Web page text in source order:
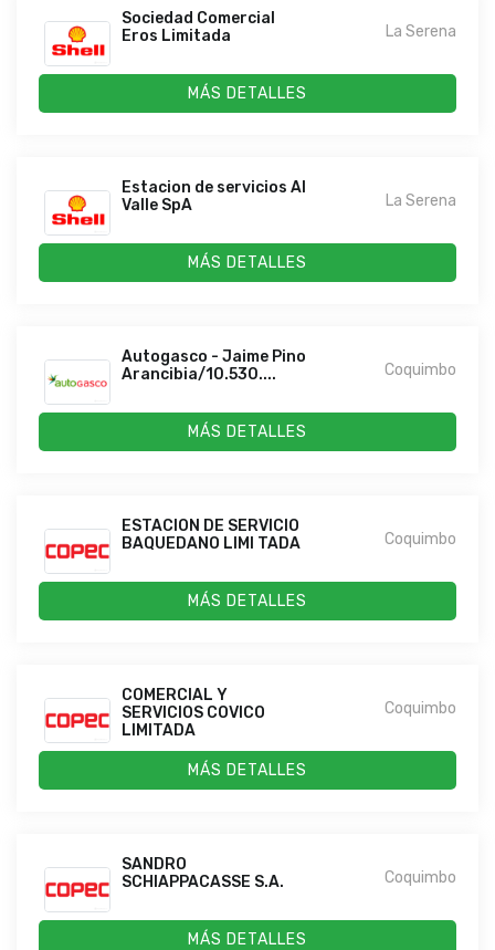
Sociedad Comercial
Eros Limitada
La Serena
MÁS DETALLES
Estacion de servicios Al
Valle SpA
La Serena
MÁS DETALLES
Autogasco - Jaime Pino
Arancibia/10.530....
Coquimbo
MÁS DETALLES
ESTACION DE SERVICIO
BAQUEDANO LIMI TADA
Coquimbo
MÁS DETALLES
COMERCIAL Y
SERVICIOS COVICO
LIMITADA
Coquimbo
MÁS DETALLES
SANDRO
SCHIAPPACASSE S.A.
Coquimbo
MÁS DETALLES